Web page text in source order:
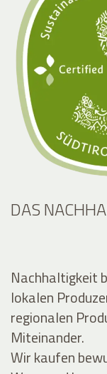
DAS
Nachhaltigkeit
lokalen
regionalen
Miteinander.
Wir kaufen